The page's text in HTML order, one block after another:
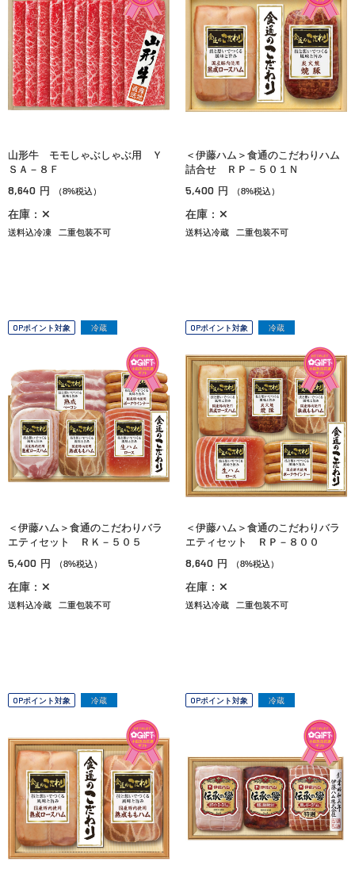
山形牛 モモしゃぶしゃぶ用 Ｙ
ＳＡ－８Ｆ
8,640 円 （8%税込）
在庫：✕
送料込冷凍 二重包装不可
＜伊藤ハム＞食通のこだわりハム
詰合せ ＲＰ－５０１Ｎ
5,400 円 （8%税込）
在庫：✕
送料込冷蔵 二重包装不可
OPポイント対象 冷蔵
＜伊藤ハム＞食通のこだわりバラ
エティセット ＲＫ－５０５
5,400 円 （8%税込）
在庫：✕
送料込冷蔵 二重包装不可
OPポイント対象 冷蔵
＜伊藤ハム＞食通のこだわりバラ
エティセット ＲＰ－８００
8,640 円 （8%税込）
在庫：✕
送料込冷蔵 二重包装不可
OPポイント対象 冷蔵 OPポイント対象 冷蔵